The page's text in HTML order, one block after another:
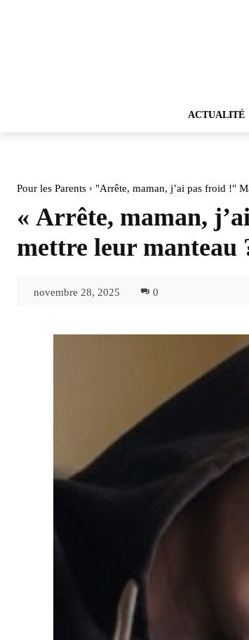
ACTUALITÉ
Pour les Parents "Arrête, maman, j’ai pas froid !"
« Arrête, maman,
mettre leur manteau
novembre 28, 2025 0